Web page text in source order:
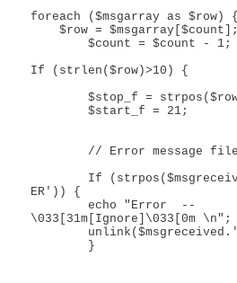
foreach ($msgarray as $row) {
    $row = $msgarray[$count];
	$count = $count - 1;
If (strlen($row)>10) {
	$stop_f = strpos($row,'.');
	$start_f = 21;
ER')) {
	echo "Error  --
\033[31m[Ignore]\033[0m \n";